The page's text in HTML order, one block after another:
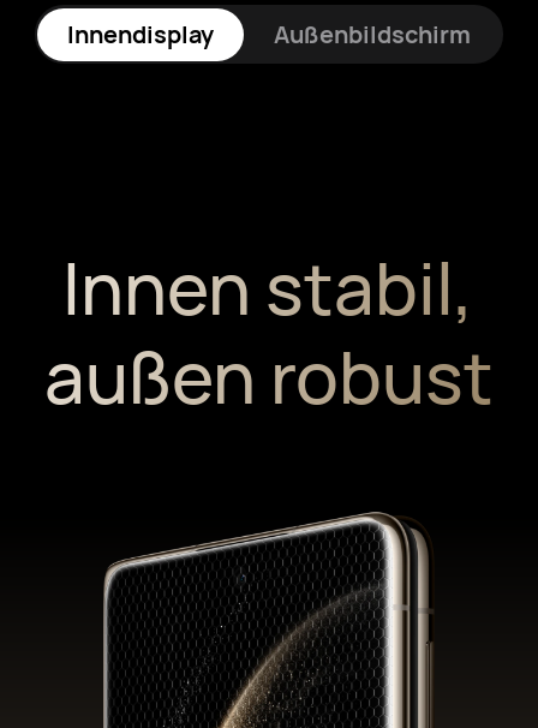
Innendisplay Außenbildschirm
Innen stabil,
außen robust